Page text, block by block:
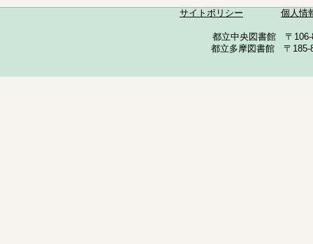
サイトポリシー 個人情
都立中央図書館 〒
都立多摩図書館 〒185-